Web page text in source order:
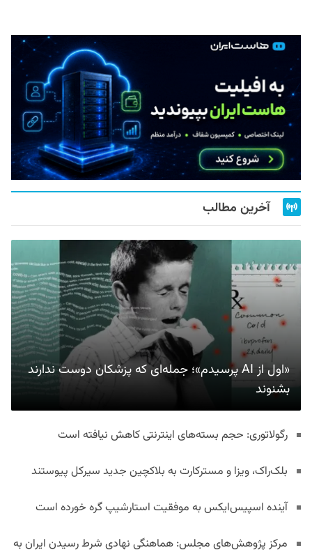
آخرین مطالب
«اول از AI پرسیدم»؛ جمله‌ای که پزشکان دوست ندارند
بشنوند
رگولاتوری: حجم بسته‌های اینترنتی کاهش نیافته است
بلک‌راک، ویزا و مسترکارت به بلاکچین جدید سیرکل پیوستند
آینده اسپیس‌ایکس به موفقیت استارشیپ گره خورده است
مرکز پژوهش‌های مجلس: هماهنگی نهادی شرط رسیدن ایران به